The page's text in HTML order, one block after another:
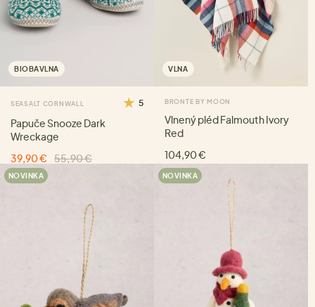
BIOBAVLNA
SEASALT CORNWALL 5
Papuče Snooze Dark
Wreckage
39,90 €
55,90 €
VLNA
BRONTE BY MOON
Vlnený pléd Falmouth Ivory
Red
104,90 €
NOVINKA NOVINKA